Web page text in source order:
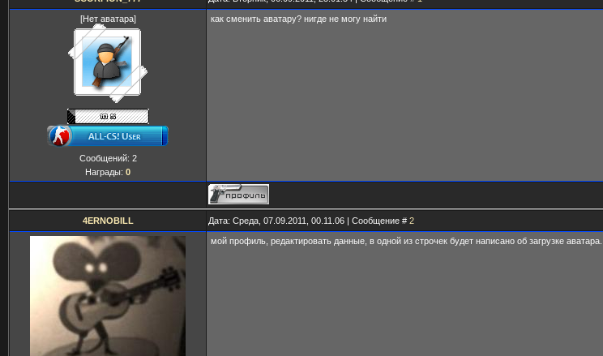
[Нет аватара]
Сообщений: 2
Награды: 0
как сменить аватару? нигде не могу найти
4ERNOBILL Дата: Среда, 07.09.2011, 00.11.06 | Сообщение # 2
мой профиль, редактировать данные, в одной из строчек будет написано об загрузке аватара...